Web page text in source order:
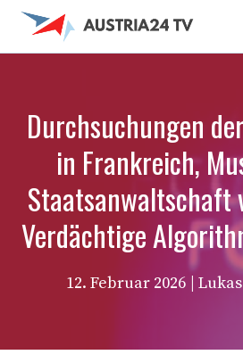
Zum
Inhalt
Durchsuchungen
in Frankreich,
Staatsanwaltschaft
Verdächtige
12. Februar 2026 |